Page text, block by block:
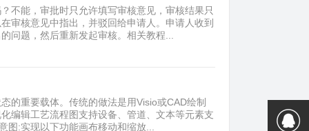
不能，审批时只允许填写审核意见，审核结果只
审核意见中指出，并驳回给申请人。申请人收到
问题，然后重新发起审核。 ​相关教程...
的重要载体。传统的做法是用Visio或CAD绘制
编辑工艺流程图支持设备、管道、文本等元素支
:实现以下功能画布移动和缩放...